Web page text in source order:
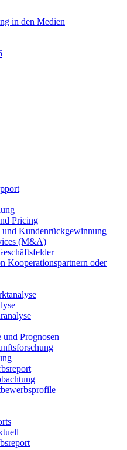
in den Medien
Pricing
Kundenrückgewinnung
(M&A)
Kooperationspartnern oder
und Prognosen